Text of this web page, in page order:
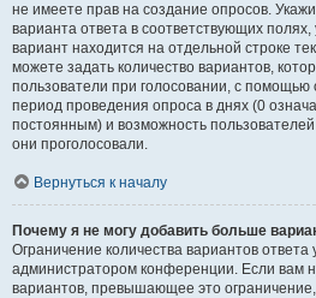
не имеете прав на создание опросов.
варианта ответа в соответствующих
вариант находится на отдельной строке
можете задать количество вариантов,
пользователи при голосовании, с
период проведения опроса в днях (0
постоянным) и возможность
они проголосовали.
Вернуться к началу
Почему я не могу добавить больше
Ограничение количества вариантов ответа
администратором конференции. Если вам
вариантов, превышающее это ограничение,